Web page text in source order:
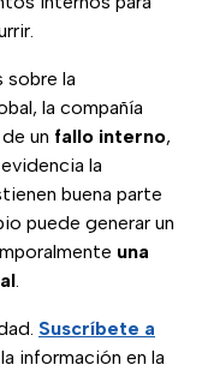
sobre la
la compañía
un fallo interno,
la
buena parte
puede generar un
una
.
Suscríbete a
información en la